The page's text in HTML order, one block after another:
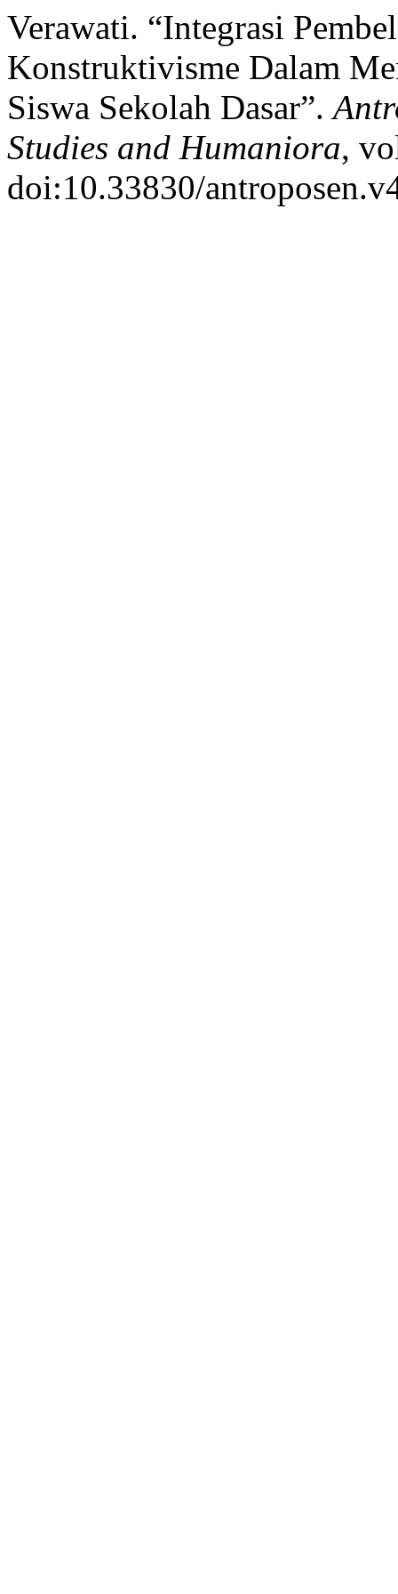
Verawati. “Integrasi
Konstruktivisme Dalam
Siswa Sekolah Dasar”.
Studies and Humaniora,
doi:10.33830/